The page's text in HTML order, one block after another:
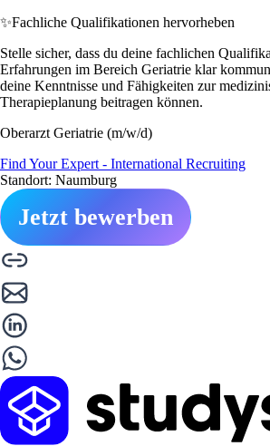
✨Fachliche Qualifikationen hervorheben
Stelle sicher, dass du deine fachlichen
Erfahrungen im Bereich Geriatrie klar
deine Kenntnisse und Fähigkeiten zur
Therapieplanung beitragen können.
Oberarzt Geriatrie (m/w/d)
Find Your Expert - International Recruiting
Standort: Naumburg
Jetzt bewerben